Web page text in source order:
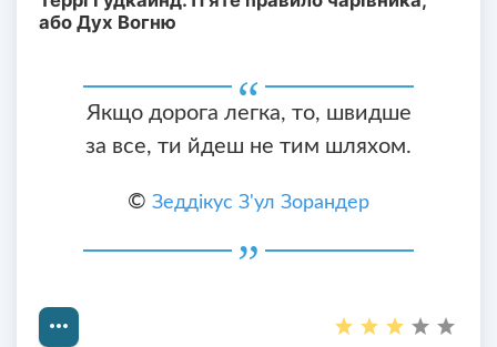
або Дух Вогню
Якщо дорога легка, то, швидше
за все, ти йдеш не тим шляхом.
© Зеддікус З'ул Зорандер